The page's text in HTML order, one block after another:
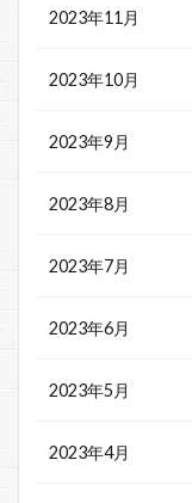
2023年11月
2023年10月
2023年9月
2023年8月
2023年7月
2023年6月
2023年5月
2023年4月